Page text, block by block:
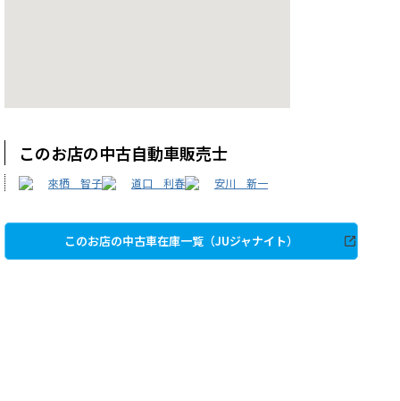
このお店の中古自動車販売士
來栖 智子 道口 利春 安川 新一
このお店の中古車在庫一覧（JUジャナイト）